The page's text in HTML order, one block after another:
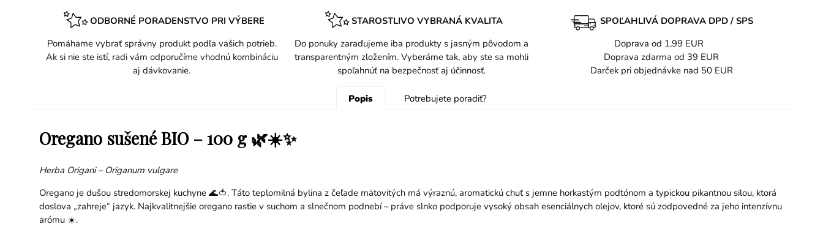
ODBORNÉ PORADENSTVO PRI VÝBERE
Pomáhame vybrať správny produkt podľa vašich potrieb.
Ak si nie ste istí, radi vám odporučíme vhodnú kombináciu
aj dávkovanie.
STAROSTLIVO VYBRANÁ KVALITA
Do ponuky zaraďujeme iba produkty s jasným pôvodom a
transparentným zložením. Vyberáme tak, aby ste sa mohli
spoľahnúť na bezpečnosť aj účinnosť.
SPOĽAHLIVÁ DOPRAVA DPD / SPS
Doprava od 1,99 EUR
Doprava zdarma od 39 EUR
Darček pri objednávke nad 50 EUR
Popis Potrebujete poradiť?
Oregano sušené BIO – 100 g 🌿☀️✨
Herba Origani – Origanum vulgare
Oregano je dušou stredomorskej kuchyne 🌊🍅. Táto teplomilná bylina z čeľade mätovitých má výraznú, aromatickú chuť s jemne horkastým podtónom a typickou pikantnou silou, ktorá
doslova „zahreje“ jazyk. Najkvalitnejšie oregano rastie v suchom a slnečnom podnebí – práve slnko podporuje vysoký obsah esenciálnych olejov, ktoré sú zodpovedné za jeho intenzívnu
arómu ☀️.